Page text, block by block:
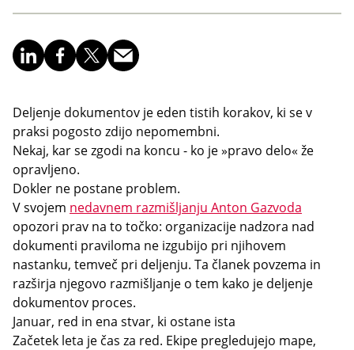
Deljenje dokumentov je eden tistih korakov, ki se v
praksi pogosto zdijo nepomembni.
Nekaj, kar se zgodi na koncu - ko je »pravo delo« že
opravljeno.
Dokler ne postane problem.
V svojem nedavnem razmišljanju Anton Gazvoda
opozori prav na to točko: organizacije nadzora nad
dokumenti praviloma ne izgubijo pri njihovem
nastanku, temveč pri deljenju. Ta članek povzema in
razširja njegovo razmišljanje o tem kako je deljenje
dokumentov proces.
Januar, red in ena stvar, ki ostane ista
Začetek leta je čas za red. Ekipe pregledujejo mape,